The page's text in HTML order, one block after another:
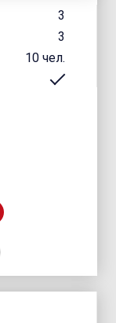
3
3
10 чел.